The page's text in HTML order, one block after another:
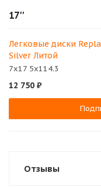
17''
Легковые диски
Silver Литой
7x17 5x114.3
12 750 ₽
Отзывы